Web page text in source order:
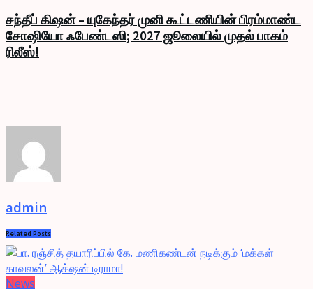
சந்தீப் கிஷன் – யுகேந்தர் முனி கூட்டணியின் பிரம்மாண்ட
சோஷியோ ஃபேண்டஸி; 2027 ஜூலையில் முதல் பாகம்
ரிலீஸ்!
admin
Related Posts
News